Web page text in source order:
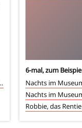
andere Ereignisse
6-mal, zum
Nachts im
Nachts im